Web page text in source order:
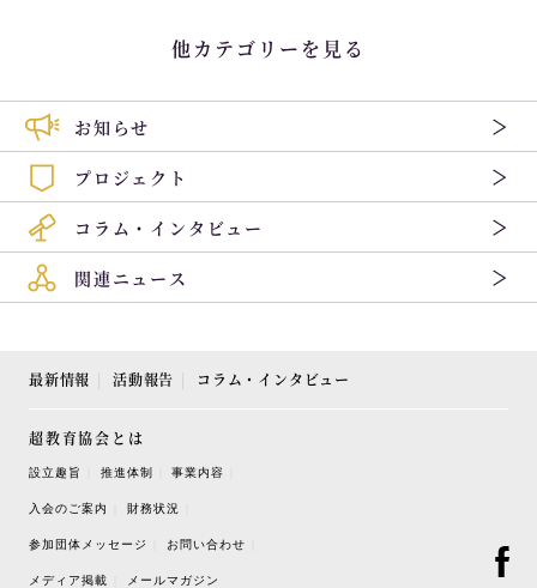
他カテゴリーを見る
お知らせ
プロジェクト
コラム・インタビュー
関連ニュース
最新情報 活動報告 コラム・インタビュー
超教育協会とは
設立趣旨 推進体制 事業内容
入会のご案内 財務状況
参加団体メッセージ お問い合わせ
メディア掲載 メールマガジン